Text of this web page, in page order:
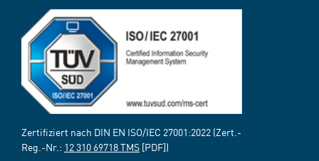
Zertifiziert nach DIN EN ISO/IEC 27001:2022 (Zert.-
Reg.-Nr.: 12 310 69718 TMS [PDF])